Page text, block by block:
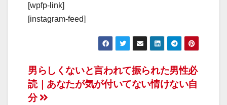
[wpfp-link]
[instagram-feed]
投
稿
男らしくないと言われて振られた男性必
読｜あなたが気が付いてない情けない自
分